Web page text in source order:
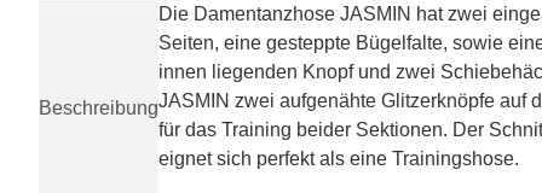
Beschreibung
Die Damentanzhose JASMIN hat zwei
Seiten, eine gesteppte Bügelfalte, sowie
innen liegenden Knopf und zwei
JASMIN zwei aufgenähte Glitzerknöpfe auf
für das Training beider Sektionen. Der
eignet sich perfekt als eine Trainingshose.